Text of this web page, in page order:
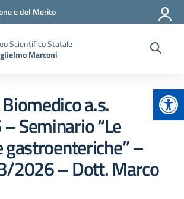
e del Merito
Scientifico Statale
Marconi
a.s.
Seminario “Le
–
2026 – Dott. Marco